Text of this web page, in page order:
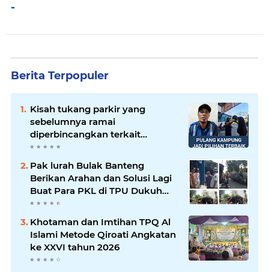
-
Berita Terpopuler
Kisah tukang parkir yang
sebelumnya ramai
diperbincangkan terkait
persoalan parkir gratis di
sebuah minimarket di Bekasi
kini memasuki babak baru.
Pak lurah Bulak Banteng
Berikan Arahan dan Solusi Lagi
Buat Para PKL di TPU Dukuh
Bulak Banteng Surabaya
Khotaman dan Imtihan TPQ Al
Islami Metode Qiroati Angkatan
ke XXVI tahun 2026